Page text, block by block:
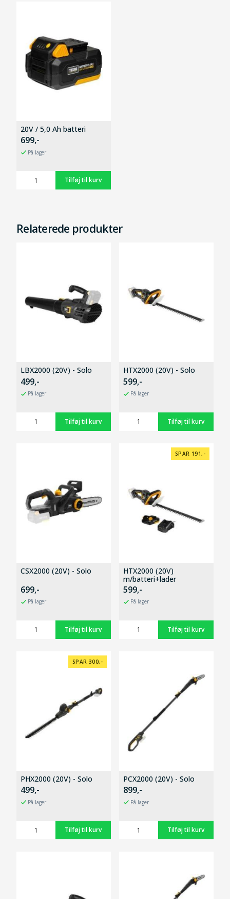
20V / 5,0 Ah batteri
699,-
På lager
Relaterede produkter
LBX2000 (20V) - Solo
499,-
På lager
HTX2000 (20V) - Solo
599,-
På lager
CSX2000 (20V) - Solo
699,-
På lager
SPAR 191,-
HTX2000 (20V)
m/batteri+lader
599,-
På lager
SPAR 300,-
PHX2000 (20V) - Solo
499,-
På lager
PCX2000 (20V) - Solo
899,-
På lager